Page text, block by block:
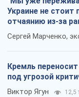
Украине не стоит
отчаянию из-за
Сергей Марченко,
Кремль
под угрозой
Виктор Ягун 12,5